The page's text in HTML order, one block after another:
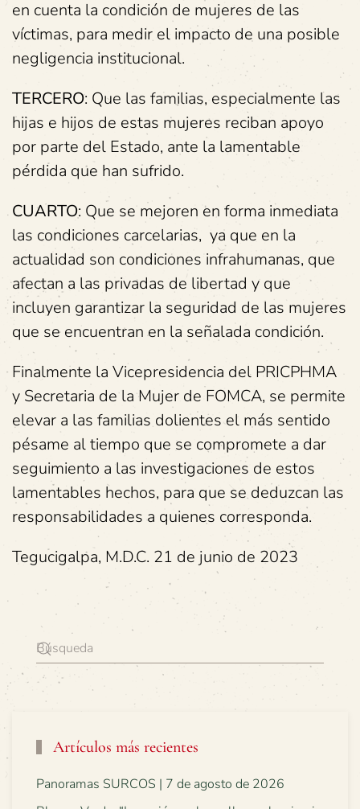
en cuenta la condición de mujeres de las
víctimas, para medir el impacto de una posible
negligencia institucional.
TERCERO: Que las familias, especialmente las
hijas e hijos de estas mujeres reciban apoyo
por parte del Estado, ante la lamentable
pérdida que han sufrido.
CUARTO: Que se mejoren en forma inmediata
las condiciones carcelarias, ya que en la
actualidad son condiciones infrahumanas, que
afectan a las privadas de libertad y que
incluyen garantizar la seguridad de las mujeres
que se encuentran en la señalada condición.
Finalmente la Vicepresidencia del PRICPHMA
y Secretaria de la Mujer de FOMCA, se permite
elevar a las familias dolientes el más sentido
pésame al tiempo que se compromete a dar
seguimiento a las investigaciones de estos
lamentables hechos, para que se deduzcan las
responsabilidades a quienes corresponda.
Tegucigalpa, M.D.C. 21 de junio de 2023
Artículos más recientes
Panoramas SURCOS | 7 de agosto de 2026